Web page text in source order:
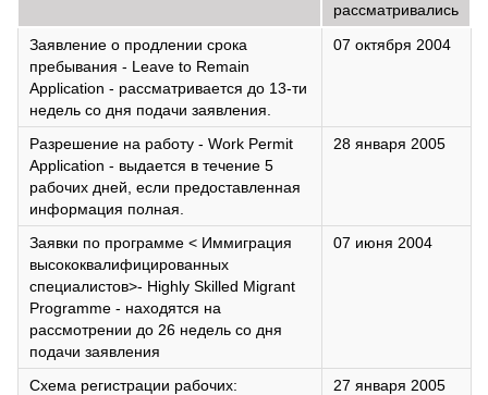
рассматривались
Заявление о продлении срока
пребывания - Leave to Remain
Application - рассматривается до 13-ти
недель со дня подачи заявления.
07 октября 2004
Разрешение на работу - Work Permit
Application - выдается в течение 5
рабочих дней, если предоставленная
информация полная.
28 января 2005
Заявки по программе < Иммиграция
высококвалифицированных
специалистов>- Highly Skilled Migrant
Programme - находятся на
рассмотрении до 26 недель со дня
подачи заявления
07 июня 2004
Схема регистрации рабочих:
27 января 2005